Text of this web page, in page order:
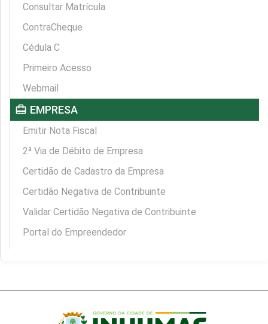
Consultar Matrícula
ContraCheque
Cédula C
Primeiro Acesso
Webmail
card_travel EMPRESA
Emitir Nota Fiscal
2ª Via de Débito de Empresa
Certidão de Cadastro da Empresa
Certidão Negativa de Contribuinte
Validar Certidão Negativa de Contribuinte
Portal do Empreendedor